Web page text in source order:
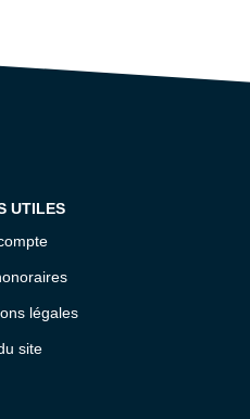
UTILES
légales
site